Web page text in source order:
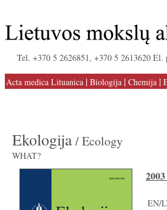
Tel. +370 5 2626851, +370 5 2613620 El.
Acta medica Lituanica | Biologija | Chemija |
Ekologija/ Ecology
WHAT?
EN/